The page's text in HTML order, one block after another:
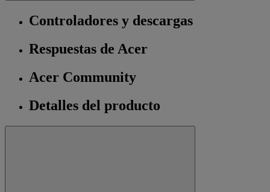
Controladores y descargas
Respuestas de Acer
Acer Community
Detalles del producto